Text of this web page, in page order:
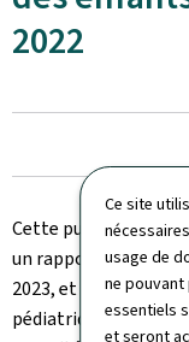
Ce site
usage de
ne pouvant
essentiels
et seront
2022
Cette publication
un rapport sur la
2023, et apporte un
pédiatrique en soins